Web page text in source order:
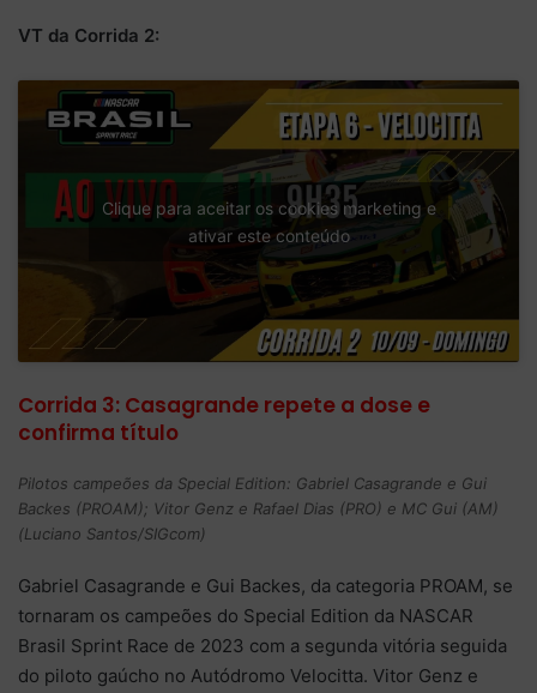
VT da Corrida 2:
Clique para aceitar os cookies marketing e
ativar este conteúdo
Corrida 3: Casagrande repete a dose e
confirma título
Pilotos campeões da Special Edition: Gabriel Casagrande e Gui
Backes (PROAM); Vitor Genz e Rafael Dias (PRO) e MC Gui (AM)
(Luciano Santos/SIGcom)
Gabriel Casagrande e Gui Backes, da categoria PROAM, se
tornaram os campeões do Special Edition da NASCAR
Brasil Sprint Race de 2023 com a segunda vitória seguida
do piloto gaúcho no Autódromo Velocitta. Vitor Genz e